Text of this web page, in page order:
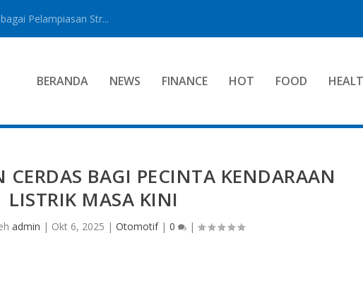
Pelampiasan Str...
BERANDA NEWS FINANCE HOT FOOD
BAGI PECINTA KENDARAAN
LISTRIK MASA KINI
admin | Okt 6, 2025 |Otomotif|0 |